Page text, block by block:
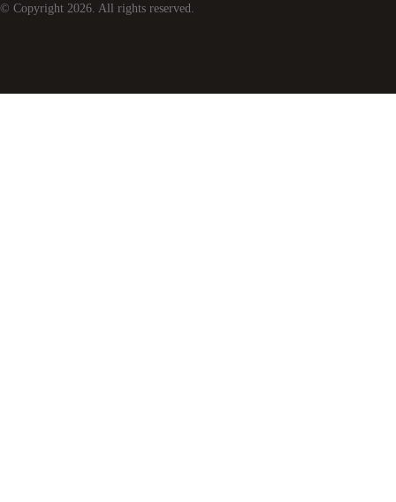
© Copyright 2026 . All rights reserved.